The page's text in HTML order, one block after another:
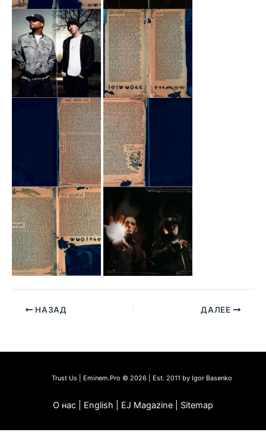
НАЗАД ДАЛЕЕ
Trust Us | Eminem.Pro © 2026 | Est. 2011 by Igor Basenko
О нас | English | EJ Magazine | Sitemap